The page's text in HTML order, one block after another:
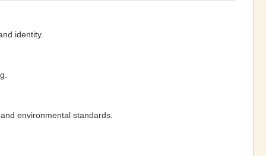
identity.
environmental standards.